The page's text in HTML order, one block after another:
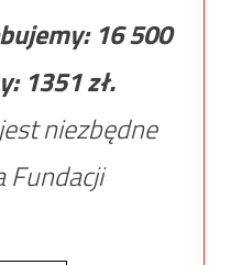
16 500
1351zł.
niezbędne
Fundacji